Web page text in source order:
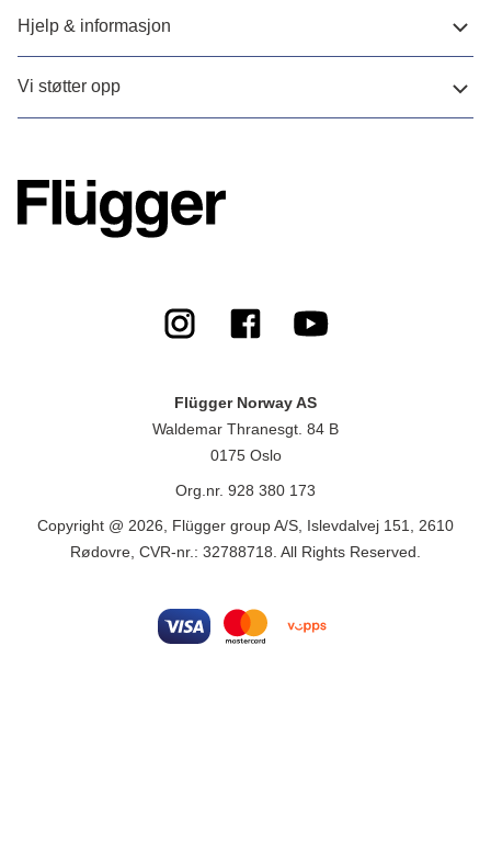
Hjelp & informasjon
Vi støtter opp
Flügger Norway AS
Waldemar Thranesgt. 84 B
0175 Oslo
Org.nr. 928 380 173
Copyright @ 2026, Flügger group A/S, Islevdalvej 151, 2610
Rødovre, CVR-nr.: 32788718. All Rights Reserved.